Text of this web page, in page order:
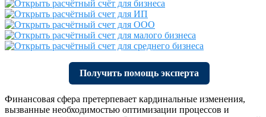
Получить помощь эксперта
Финансовая сфера претерпевает кардинальные изменения,
вызванные необходимостью оптимизации процессов и